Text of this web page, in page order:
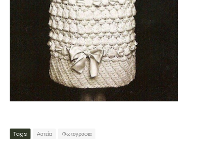
Tags Αστεία Φωτογραφια